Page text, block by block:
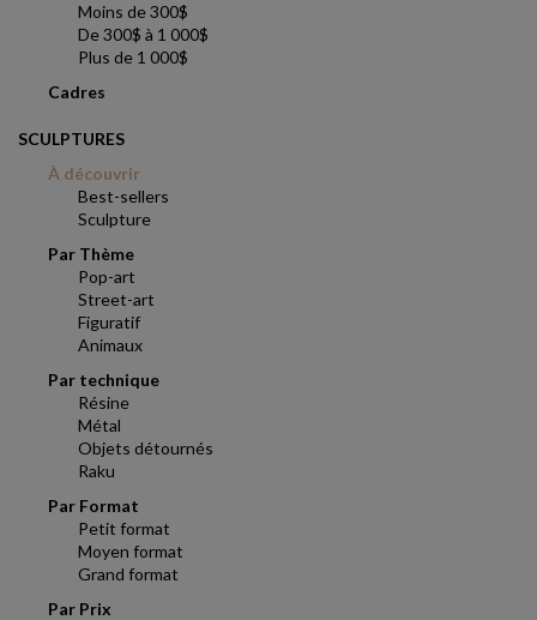
Moins de 300$
De 300$ à 1 000$
Plus de 1 000$
Cadres
SCULPTURES
À découvrir
Best-sellers
Sculpture
Par Thème
Pop-art
Street-art
Figuratif
Animaux
Par technique
Résine
Métal
Objets détournés
Raku
Par Format
Petit format
Moyen format
Grand format
Par Prix